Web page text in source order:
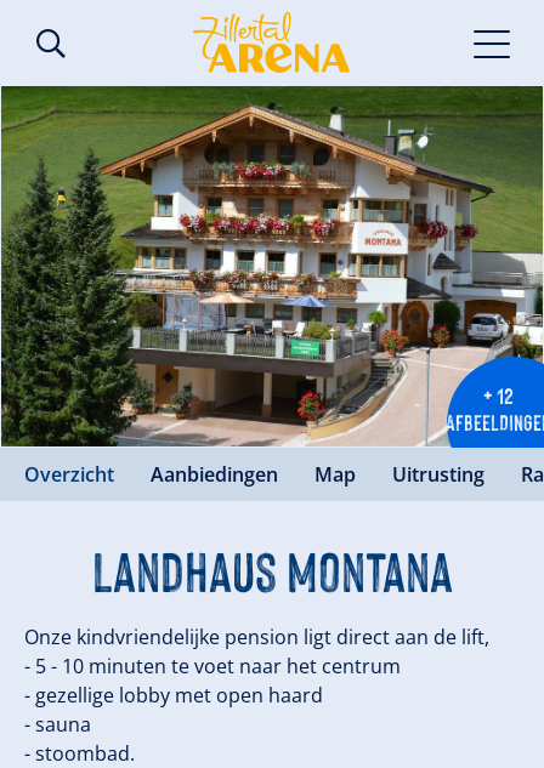
+ 12
Overzicht Aanbiedingen Map Uitrusting
Landhaus Montana
Onze kindvriendelijke pension ligt direct aan de lift,
- 5 - 10 minuten te voet naar het centrum
- gezellige lobby met open haard
- sauna
- stoombad.